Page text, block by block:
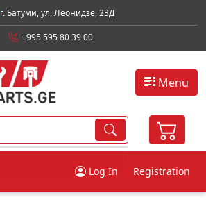
г. Батуми, ул. Леонидзе, 23Д
+995 595 80 39 00
Menu
Log In Registration